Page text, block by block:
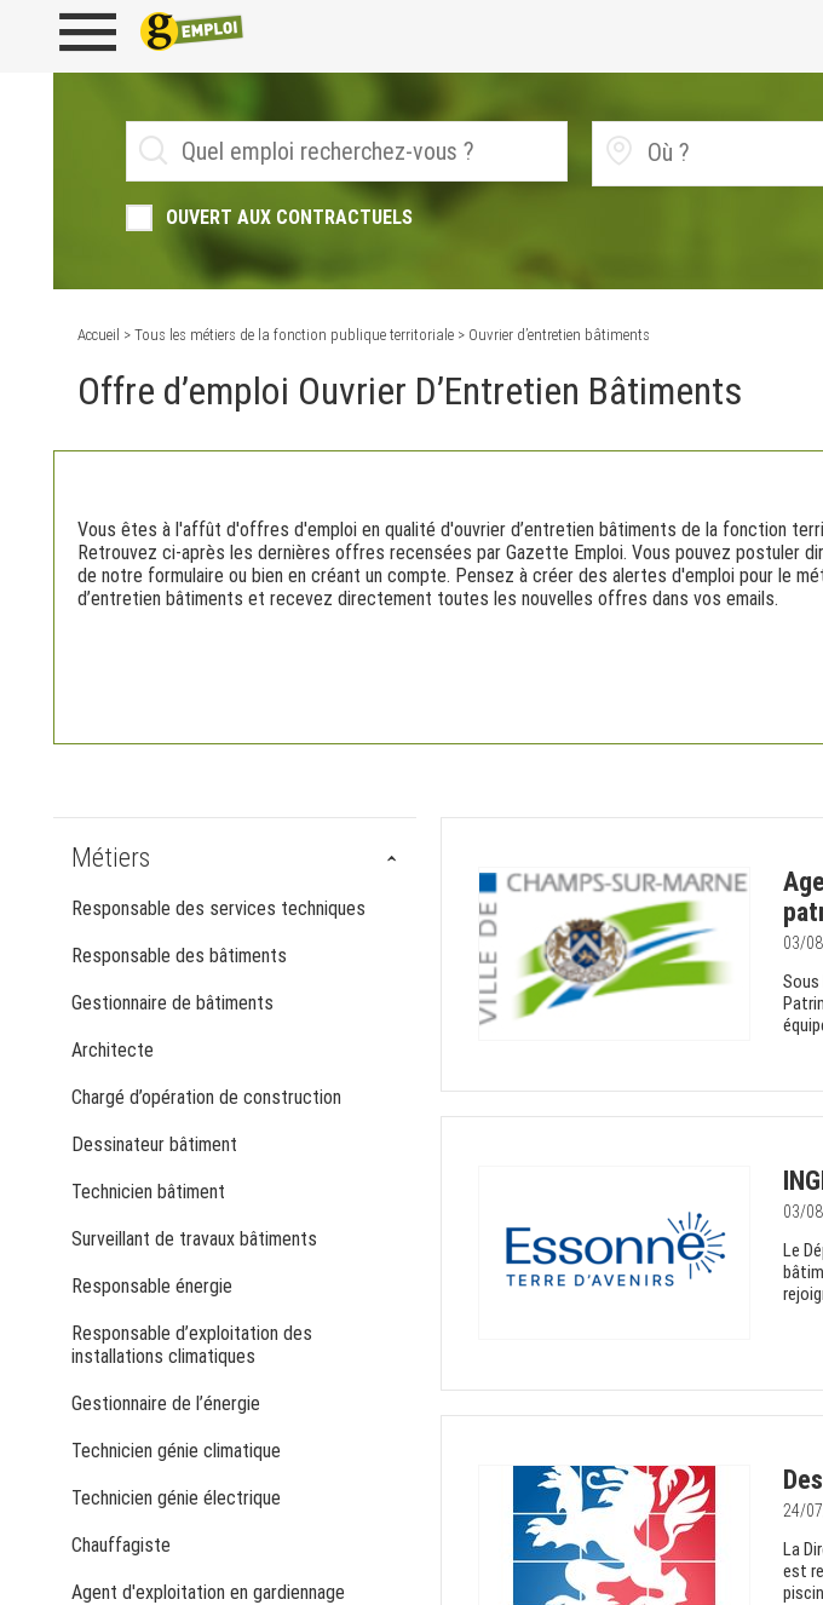
OUVERT AUX CONTRACTUELS
Accueil > Tous les métiers de la fonction publique territoriale > Ouvrier d’entretien bâtiments
Offre d’emploi Ouvrier D’Entretien Bâtiments
Vous êtes à l'affût d'offres d'emploi en qualité d'ouvrier d’entretien bâtiments de la fonction
Retrouvez ci-après les dernières offres recensées par Gazette Emploi. Vous pouvez postuler
de notre formulaire ou bien en créant un compte. Pensez à créer des alertes d'emploi pour le
d’entretien bâtiments et recevez directement toutes les nouvelles offres dans vos emails.
Métiers
Responsable des services techniques
Responsable des bâtiments
Gestionnaire de bâtiments
Architecte
Chargé d’opération de construction
Dessinateur bâtiment
Technicien bâtiment
Surveillant de travaux bâtiments
Responsable énergie
Responsable d’exploitation des
installations climatiques
Gestionnaire de l’énergie
Technicien génie climatique
Technicien génie électrique
Chauffagiste
Agent d'exploitation en gardiennage
03/
Sous
03/
Le
24/
La
est